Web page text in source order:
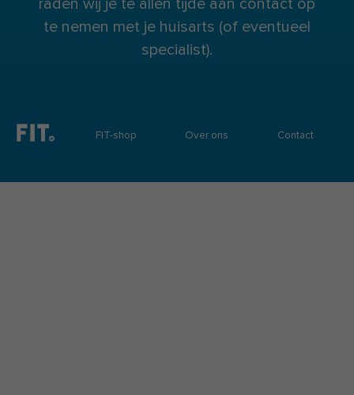
te nemen met je huisarts (of eventueel
specialist).
FIT-shop Over ons Contact